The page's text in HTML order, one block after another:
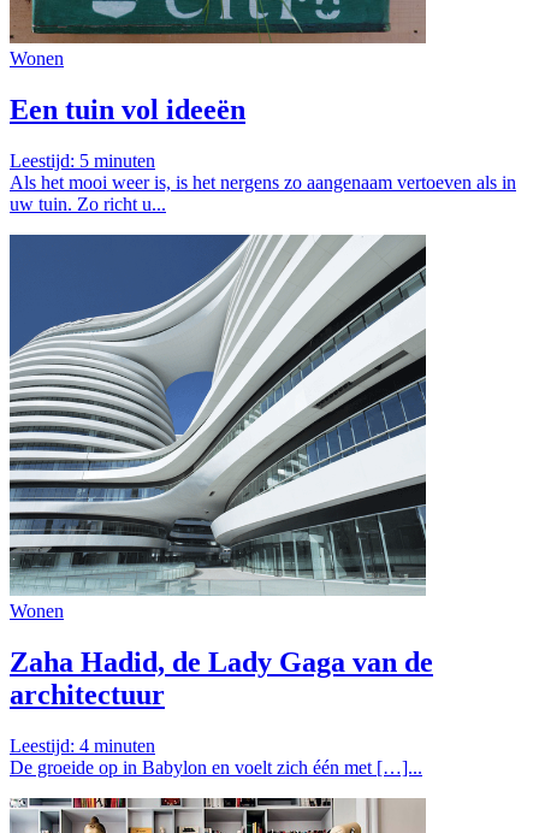
Wonen
Een tuin vol ideeën
Leestijd: 5 minuten
Als het mooi weer is, is het nergens zo aangenaam vertoeven als in
uw tuin. Zo richt u...
Wonen
Zaha Hadid, de Lady Gaga van de
architectuur
Leestijd: 4 minuten
De groeide op in Babylon en voelt zich één met […]...